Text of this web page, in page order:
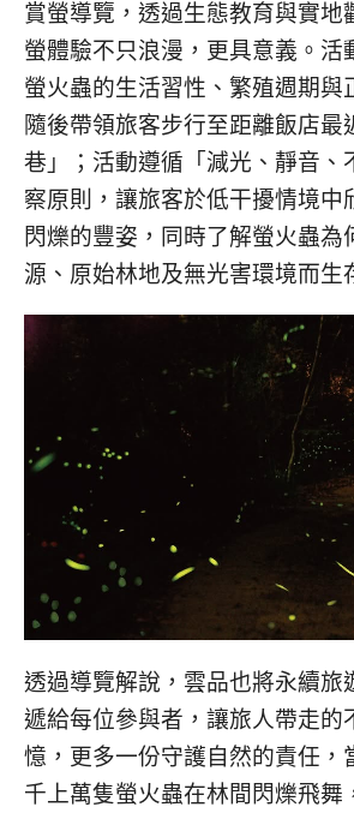
賞螢導覽，透過生態教育與實地
螢體驗不只浪漫，更具意義。活
螢火蟲的生活習性、繁殖週期與
隨後帶領旅客步行至距離飯店最
巷」；活動遵循「減光、靜音、
察原則，讓旅客於低干擾情境中
閃爍的豐姿，同時了解螢火蟲為
源、原始林地及無光害環境而生
透過導覽解說，雲品也將永續旅
遞給每位參與者，讓旅人帶走的
憶，更多一份守護自然的責任，
千上萬隻螢火蟲在林間閃爍飛舞